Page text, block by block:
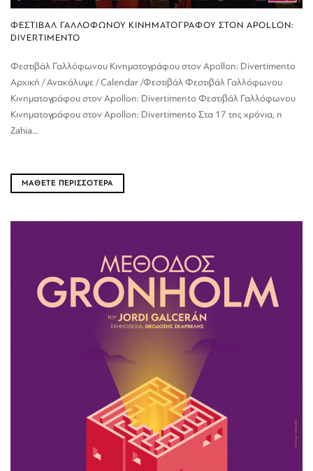
ΦΕΣΤΙΒΑΛ ΓΑΛΛΟΦΩΝΟΥ ΚΙΝΗΜΑΤΟΓΡΑΦΟΥ ΣΤΟΝ APOLLON:
DIVERTIMENTO
Φεστιβάλ Γαλλόφωνου Κινηματογράφου στον Apollon: Divertimento
Αρχική / Ανακάλυψε / Calendar /Φεστιβάλ Φεστιβάλ Γαλλόφωνου
Κινηματογράφου στον Apollon: Divertimento Φεστιβάλ Γαλλόφωνου
Κινηματογράφου στον Apollon: Divertimento Στα 17 της χρόνια, η
Zahia...
ΜΑΘΕΤΕ ΠΕΡΙΣΣΟΤΕΡΑ